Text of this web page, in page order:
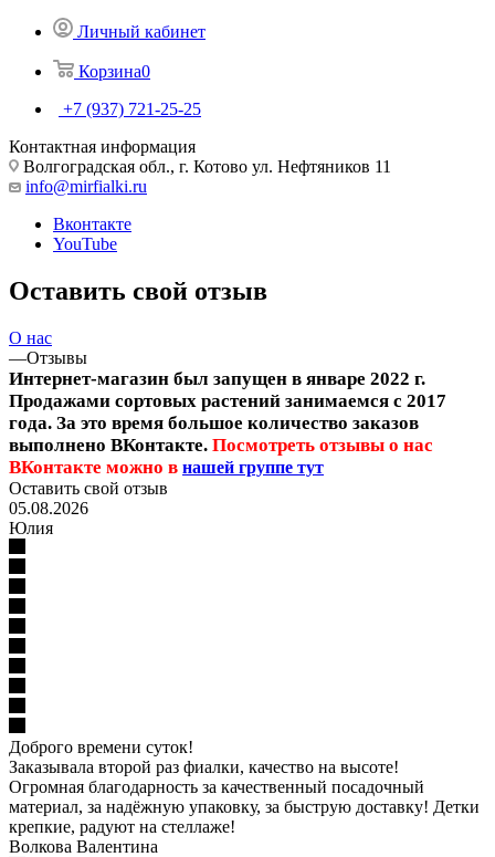
Личный кабинет
Корзина0
+7 (937) 721-25-25
Контактная информация
Волгоградская обл., г. Котово ул. Нефтяников 11
info@mirfialki.ru
Вконтакте
YouTube
Оставить свой отзыв
О нас
—Отзывы
Интернет-магазин был запущен в январе 2022 г.
Продажами сортовых растений занимаемся с 2017
года. За это время большое количество заказов
выполнено ВКонтакте. Посмотреть отзывы о нас
ВКонтакте можно в нашей группе тут
Оставить свой отзыв
05.08.2026
Юлия
Доброго времени суток!
Заказывала второй раз фиалки, качество на высоте!
Огромная благодарность за качественный посадочный
материал, за надёжную упаковку, за быструю доставку! Детки
крепкие, радуют на стеллаже!
Волкова Валентина